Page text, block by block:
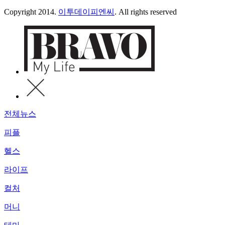
Copyright 2014. 이투데이피엔씨 . All rights reserved
전체뉴스
피플
헬스
라이프
컬처
머니